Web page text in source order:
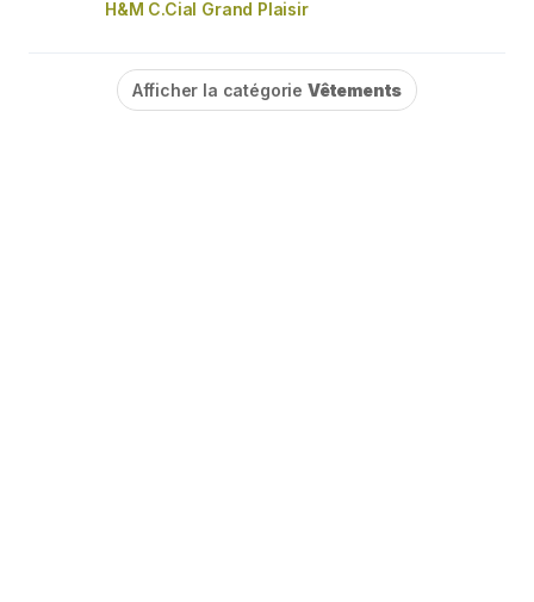
H&M C.Cial Grand Plaisir
Afficher la catégorie Vêtements